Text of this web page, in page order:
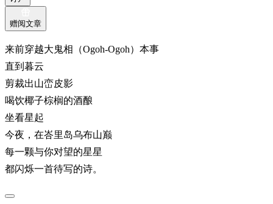
赠阅文章
来前穿越大鬼相（Ogoh-Ogoh）本事
直到暮云
剪裁出山峦皮影
喝饮椰子棕榈的酒酿
坐看星起
今夜，在峇里岛乌布山巅
每一颗与你对望的星星
都闪烁一首待写的诗。